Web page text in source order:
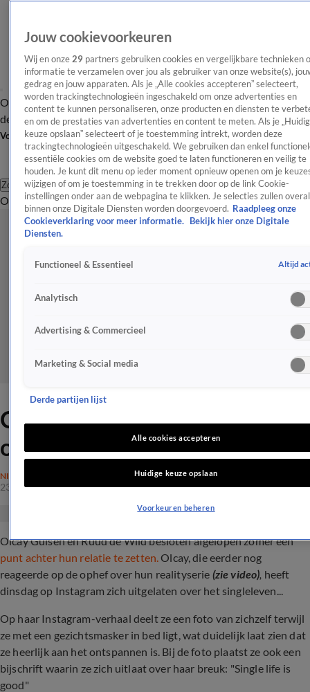
OverzichtAfleveringen Entertainment TV Algemeen
Tip
de redactieNieuwsbrief
Volg Shownieuws
Zoeken
OverzichtEntertainmentSpraakmakendRealityCrimeVideo's
Olcay Gulsen laat zich uit
over breuk met Ruud de Wild
NIEUWS
23 apr 2024, 16:45
Olcay Gulsen en Ruud de Wild besloten afgelopen zomer een
punt achter hun relatie te zetten.Olcay, die eerder nog
reageerde op de ophef over hun realityserie (zie video), heeft
dinsdag op Instagram zich uitgelaten over het singleleven...
Op haar Instagram-verhaal deelt ze een foto van zichzelf terwijl
ze met een gezichtsmasker in bed ligt, wat duidelijk laat zien dat
ze heerlijk aan het ontspannen is. Bij de foto plaatst ze ook een
bijschrift waarin ze zich uitlaat over haar breuk: "Single life is
good"
Jouw cookievoorkeuren
Wij en onze 29 partners gebruiken cookies en vergelijkbare technieken
informatie te verzamelen over jou als gebruiker van onze website(s),
gedrag en jouw apparaten. Als je „Alle cookies accepteren” selecteert,
worden trackingtechnologieën ingeschakeld om onze advertenties en
content te kunnen personaliseren, onze producten en diensten te
en om de prestaties van advertenties en content te meten. Als je
keuze opslaan” selecteert of je toestemming intrekt, worden deze
trackingtechnologieën uitgeschakeld. We gebruiken dan enkel
essentiële cookies om de website goed te laten functioneren en veilig te
houden. Je kunt dit menu op ieder moment opnieuw openen om je
wijzigen of om je toestemming in te trekken door op de link Cookie-
instellingen onder aan de webpagina te klikken. Je selecties zullen overal
binnen onze Digitale Diensten worden doorgevoerd. Raadpleeg onze
Cookieverklaring voor meer informatie.
Bekijk hier onze Digitale
Diensten.
Functioneel & Essentieel Altijd
Analytisch
Advertising & Commercieel
Marketing & Social media
Derde partijen lijst
Alle cookies accepteren
Huidige keuze opslaan
Voorkeuren beheren